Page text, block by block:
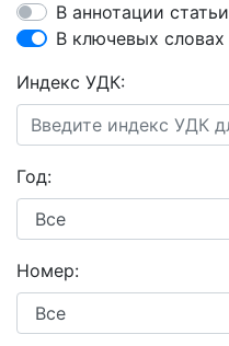
В аннотации статьи
В ключевых словах
Индекс УДК:
Год:
Номер: